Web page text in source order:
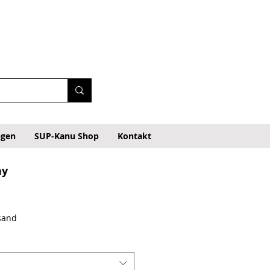
SUP-Kanu Shop Kontakt